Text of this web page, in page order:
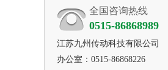
全国咨询热线
0515-86868989
江苏九州传动科技有限公司
办公室：0515-86868226